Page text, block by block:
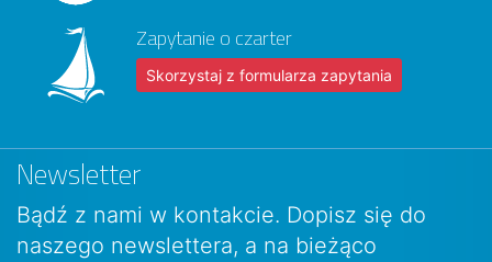
Zapytanie o czarter
Skorzystaj z formularza zapytania
Newsletter
Bądź z nami w kontakcie. Dopisz się do
naszego newslettera, a na bieżąco